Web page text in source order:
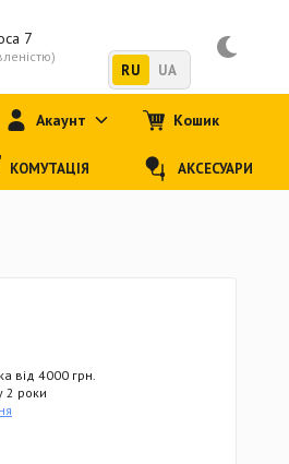
від 4000 грн.
2 роки
7
RU UA
Акаунт Кошик
КОМУТАЦІЯ АКСЕСУАРИ